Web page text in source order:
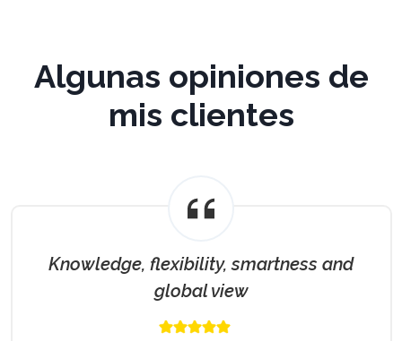
Algunas opiniones de
mis clientes
Knowledge, flexibility, smartness and
global view